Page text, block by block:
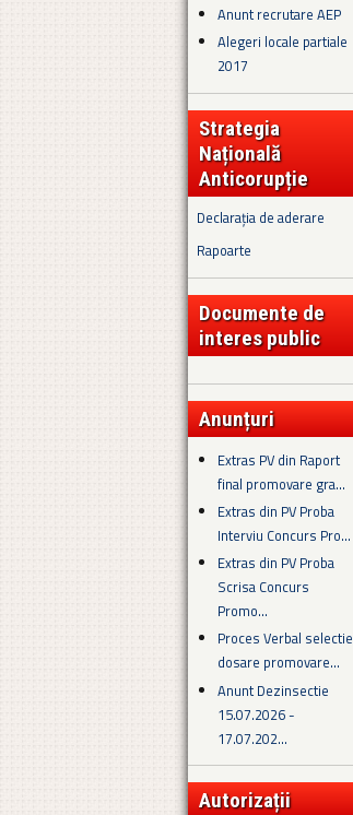
Anunt recrutare AEP
Alegeri locale partiale
2017
Strategia
Națională
Anticorupție
Declarația de aderare
Rapoarte
Documente de
interes public
Anunțuri
Extras PV din Raport
final promovare gra...
Extras din PV Proba
Interviu Concurs Pro...
Extras din PV Proba
Scrisa Concurs
Promo...
Proces Verbal selectie
dosare promovare...
Anunt Dezinsectie
15.07.2026 -
17.07.202...
Autorizații